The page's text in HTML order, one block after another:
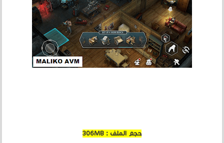
حجم الملف : 306MB